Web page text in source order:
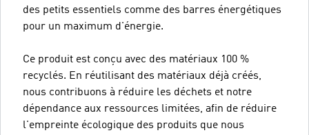
des petits essentiels comme des barres énergétiques
pour un maximum d'énergie.
Ce produit est conçu avec des matériaux 100 %
recyclés. En réutilisant des matériaux déjà créés,
nous contribuons à réduire les déchets et notre
dépendance aux ressources limitées, afin de réduire
l'empreinte écologique des produits que nous